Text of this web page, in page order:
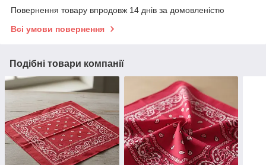
Повернення товару впродовж 14 днів за домовленістю
Всі умови повернення
Подібні товари компанії